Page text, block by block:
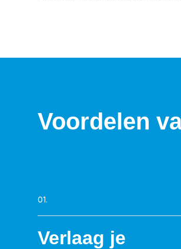
Voordelen
01.
Verlaag je